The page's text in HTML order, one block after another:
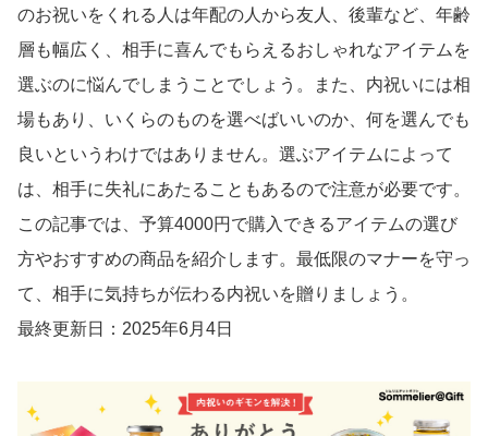
のお祝いをくれる人は年配の人から友人、後輩など、年齢
層も幅広く、相手に喜んでもらえるおしゃれなアイテムを
選ぶのに悩んでしまうことでしょう。また、内祝いには相
場もあり、いくらのものを選べばいいのか、何を選んでも
良いというわけではありません。選ぶアイテムによって
は、相手に失礼にあたることもあるので注意が必要です。
この記事では、予算4000円で購入できるアイテムの選び
方やおすすめの商品を紹介します。最低限のマナーを守っ
て、相手に気持ちが伝わる内祝いを贈りましょう。
最終更新日：2025年6月4日